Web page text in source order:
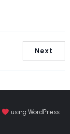
Next
using WordPress